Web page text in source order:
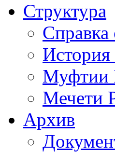
Структура
Муфтии
Мечети
Архив